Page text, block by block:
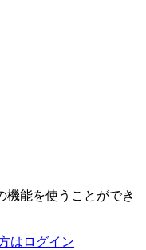
機能を使うことができ
はログイン